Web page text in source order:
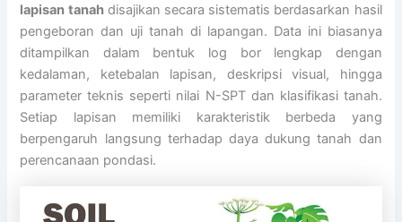
lapisan tanahdisajikan secara sistematis berdasarkan hasil
pengeboran dan uji tanah di lapangan. Data ini biasanya
ditampilkan dalam bentuk log bor lengkap dengan
kedalaman, ketebalan lapisan, deskripsi visual, hingga
parameter teknis seperti nilai N-SPT dan klasifikasi tanah.
Setiap lapisan memiliki karakteristik berbeda yang
berpengaruh langsung terhadap daya dukung tanah dan
perencanaan pondasi.